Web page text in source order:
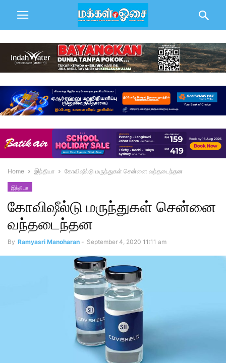
Home இந்தியா கோவிஷீல்டு மருந்துகள் சென்னை வந்தடைந்தன
இந்தியா
கோவிஷீல்டு மருந்துகள் சென்னை
வந்தடைந்தன
By Ramyasri Manoharan - September 4, 2020 11:11 am